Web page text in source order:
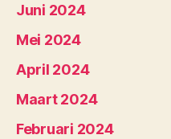
Juni 2024
Mei 2024
April 2024
Maart 2024
Februari 2024